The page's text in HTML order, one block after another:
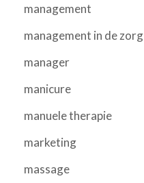
management
management in de zorg
manager
manicure
manuele therapie
marketing
massage